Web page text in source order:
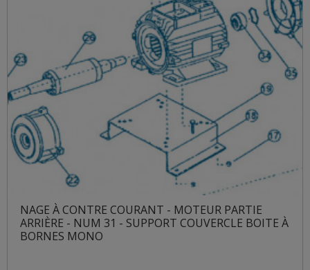
NAGE À CONTRE COURANT - MOTEUR PARTIE
ARRIÈRE - NUM 31 - SUPPORT COUVERCLE BOITE À
BORNES MONO